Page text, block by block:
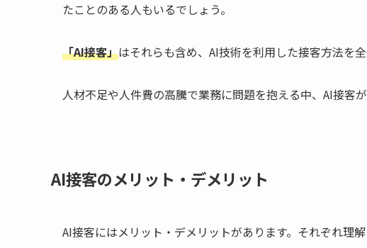
たことのある人もいるでしょう。
「AI接客」はそれらも含め、AI技術を利用した接客方法を全
人材不足や人件費の高騰で業務に問題を抱える中、AI接客が
AI接客のメリット・デメリット
AI接客にはメリット・デメリットがあります。それぞれ理